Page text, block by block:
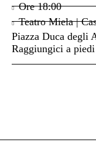
Ore18:00
Teatro Miela |
Piazza Duca degli
Raggiungici a